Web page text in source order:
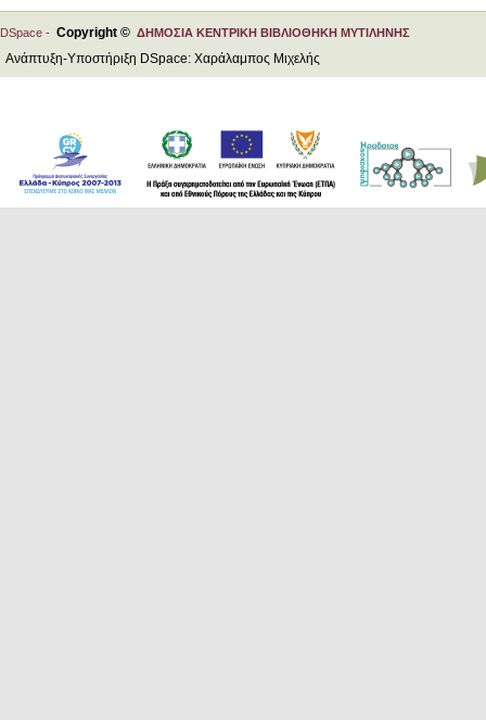
DSpace - Copyright © ΔΗΜΟΣΙΑ ΚΕΝΤΡΙΚΗ ΒΙΒΛΙΟΘΗΚΗ ΜΥΤΙΛΗΝΗΣ
Ανάπτυξη-Υποστήριξη DSpace: Χαράλαμπος Μιχελής